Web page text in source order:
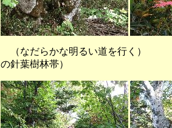
（なだらかな明るい道を行
の針葉樹林帯）